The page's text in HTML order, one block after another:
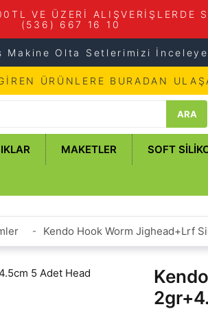
VE ÜZERİ ALIŞVERİŞLERDE
(536) 667 16 10
Makine Olta Setlerimizi
ÜRÜNLERE BURADAN
ARA
MAKETLER SOFT
Kendo Hook Worm Jighead+Lrf